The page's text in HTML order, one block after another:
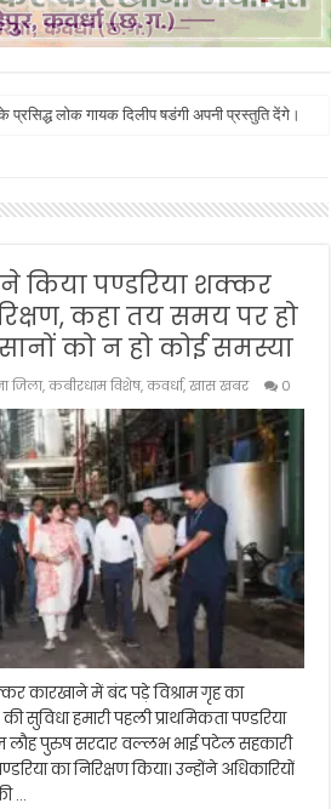
प्रसिद्ध लोक गायक दिलीप षडंगी अपनी प्रस्तुति देंगे।
ने किया पण्डरिया शक्कर
कहा तय समय पर हो
को न हो कोई समस्या
जिला,कबीरधाम विशेष,कवर्धा,खास खबर 0
कारखाने में बंद पड़े विश्राम गृह का
सुविधा हमारी पहली प्राथमिकता पण्डरिया
लौह पुरुष सरदार वल्लभ भाई पटेल सहकारी
का निरिक्षण किया। उन्होंने अधिकारियों
…